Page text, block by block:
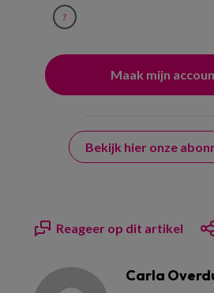
?
Bekijk hier onze
Reageer op dit artikel
Carla